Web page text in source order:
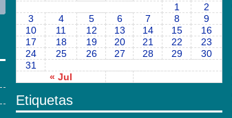
« Jul
1
2
3
4 5 6 7 8
9
10
11 12 13 14 15
16
17
18 19 20 21 22
23
24
25 26 27 28 29
30
31
Etiquetas